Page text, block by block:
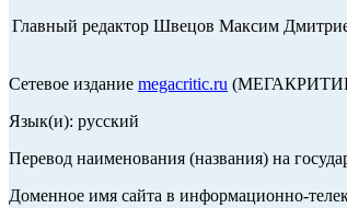
Главный редактор Швецов Максим
Сетевое издание megacritic.ru
Язык(и): русский
Перевод наименования (названия) на
Доменное имя сайта в информационно-